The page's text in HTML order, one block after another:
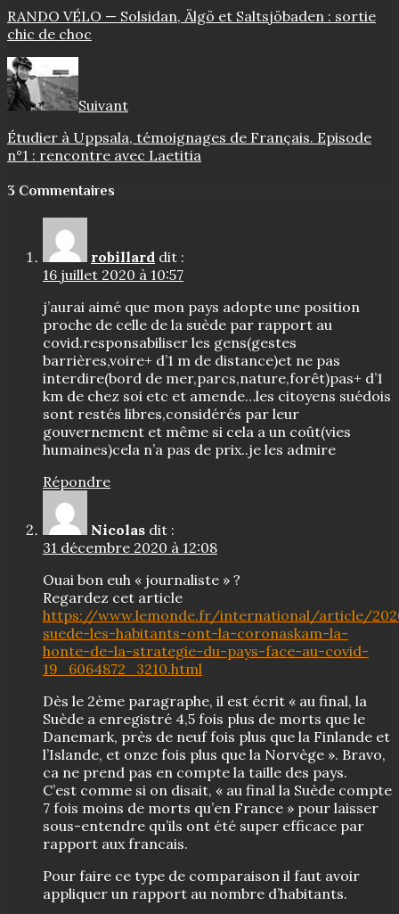
RANDO VÉLO — Solsidan, Älgö et Saltsjöbaden : sortie
chic de choc
Suivant
Étudier à Uppsala, témoignages de Français. Episode
n°1 : rencontre avec Laetitia
3 Commentaires
robillard dit :
16 juillet 2020 à 10:57
j’aurai aimé que mon pays adopte une position
proche de celle de la suède par rapport au
covid.responsabiliser les gens(gestes
barrières,voire+ d’1 m de distance)et ne pas
interdire(bord de mer,parcs,nature,forêt)pas+ d’1
km de chez soi etc et amende…les citoyens suédois
sont restés libres,considérés par leur
gouvernement et même si cela a un coût(vies
humaines)cela n’a pas de prix..je les admire
Répondre
Nicolas dit :
31 décembre 2020 à 12:08
Ouai bon euh « journaliste » ?
Regardez cet article
https://www.lemonde.fr/international/article/
suede-les-habitants-ont-la-coronaskam-la-
honte-de-la-strategie-du-pays-face-au-covid-
19_6064872_3210.html
Dès le 2ème paragraphe, il est écrit « au final, la
Suède a enregistré 4,5 fois plus de morts que le
Danemark, près de neuf fois plus que la Finlande et
l’Islande, et onze fois plus que la Norvège ». Bravo,
ca ne prend pas en compte la taille des pays.
C’est comme si on disait, « au final la Suède compte
7 fois moins de morts qu’en France » pour laisser
sous-entendre qu’ils ont été super efficace par
rapport aux francais.
Pour faire ce type de comparaison il faut avoir
appliquer un rapport au nombre d’habitants.